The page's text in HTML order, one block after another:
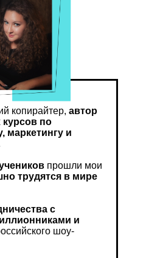
копирайтер, автор
по
маркетингу и
прошли мои
трудятся в мире
с
и
шоу-